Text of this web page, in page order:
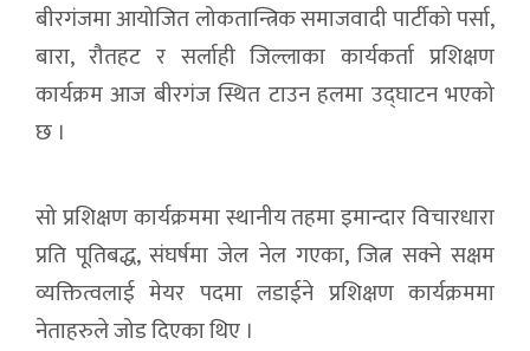
बीरगंजमा आयोजित लोकतान्त्रिक समाजवादी पार्टीको पर्सा,
बारा, रौतहट र सर्लाही जिल्लाका कार्यकर्ता प्रशिक्षण
कार्यक्रम आज बीरगंज स्थित टाउन हलमा उद्घाटन भएको
छ ।
सो प्रशिक्षण कार्यक्रममा स्थानीय तहमा इमान्दार विचारधारा
प्रति पूतिबद्ध, संघर्षमा जेल नेल गएका, जित्न सक्ने सक्षम
व्यक्तित्वलाई मेयर पदमा लडाईने प्रशिक्षण कार्यक्रममा
नेताहरुले जोड दिएका थिए ।